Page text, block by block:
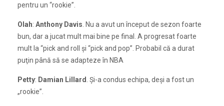
pentru un “rookie”.
Olah: Anthony Davis . Nu a avut un început de sezon foarte
bun, dar a jucat mult mai bine pe final. A progresat foarte
mult la “pick and roll şi “pick and pop”. Probabil că a durat
puţin până să se adapteze în NBA
Petty: Damian Lillard . Şi-a condus echipa, deşi a fost un
„rookie”.